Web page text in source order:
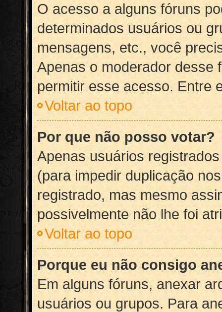
O acesso a alguns fóruns
determinados usuários ou
mensagens, etc., você
Apenas o moderador desse
permitir esse acesso. Entre
Voltar ao topo
Por que não posso votar?
Apenas usuários
(para impedir duplicação
registrado, mas mesmo
possivelmente não lhe foi
Voltar ao topo
Porque eu não consigo
Em alguns fóruns, anexar
usuários ou grupos. Para